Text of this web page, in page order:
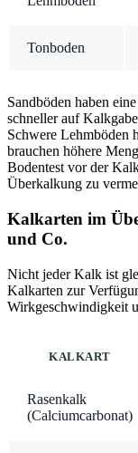
Tonboden
Sandböden haben
schneller auf
Schwere Lehmböden
brauchen höhere
Bodentest vor der
Überkalkung zu
Kalkarten im
und Co.
Nicht jeder Kalk ist
Kalkarten zur
Wirkgeschwindigkeit
KALKART
Rasenkalk
(Calciumcarbonat)